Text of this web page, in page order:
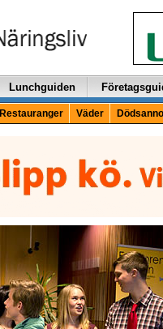
Lunchguiden
Restauranger Väder